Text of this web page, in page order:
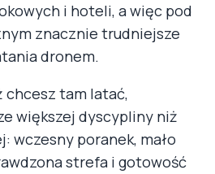
i hoteli, a więc pod
znacznie trudniejsze
dronem.
chcesz tam latać,
większej dyscypliny niż
wczesny poranek, mało
strefa i gotowość